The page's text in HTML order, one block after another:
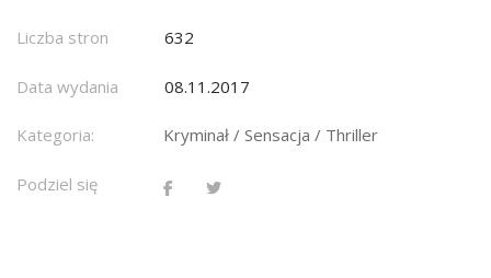
Liczba stron 632
Data wydania 08.11.2017
Kategoria: Kryminał / Sensacja / Thriller
Podziel się